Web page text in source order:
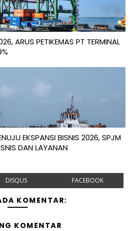
ARUS PETIKEMAS PT TERMINAL
EKSPANSI BISNIS 2026, SPJM
DAN LAYANAN
DISQUS FACEBOOK
KOMENTAR:
KOMENTAR